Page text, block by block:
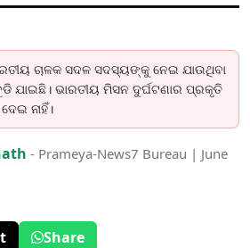
ଚାଳକ ସଦଳ ସଦସ୍ୟଙ୍କୁ ନେଇ ଯାଉଥିବା
ଯାଇଛି। ଭାରତୀୟ ମିସନ ଦୁର୍ଘଟଣାର ପ୍ରକୃତି
ନାହିଁ।
- Prameya-News7 Bureau | June
Share